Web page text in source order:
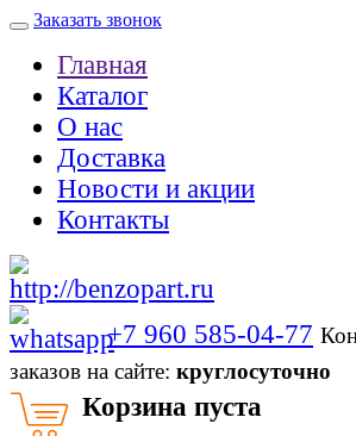
Заказать звонок
Главная
Каталог
О нас
Доставка
Новости и акции
Контакты
+7 960 585-04-77
заказов на сайте: круглосуточно
Корзина пуста